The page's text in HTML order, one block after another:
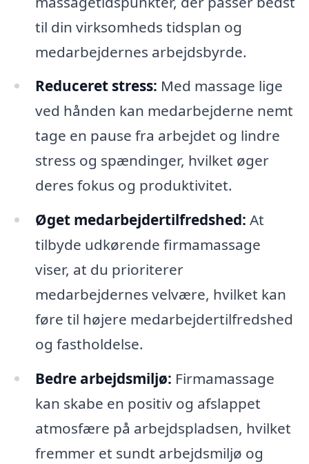
til din virksomheds tidsplan og
medarbejdernes arbejdsbyrde.
Reduceret stress: Med massage lige
ved hånden kan medarbejderne nemt
tage en pause fra arbejdet og lindre
stress og spændinger, hvilket øger
deres fokus og produktivitet.
Øget medarbejdertilfredshed: At
tilbyde udkørende firmamassage
viser, at du prioriterer
medarbejdernes velvære, hvilket kan
føre til højere medarbejdertilfredshed
og fastholdelse.
Bedre arbejdsmiljø: Firmamassage
kan skabe en positiv og afslappet
atmosfære på arbejdspladsen, hvilket
fremmer et sundt arbejdsmiljø og